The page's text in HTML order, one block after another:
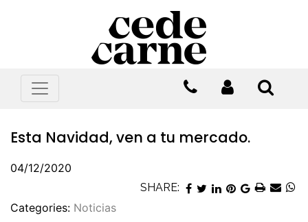
Esta Navidad, ven a tu mercado.
04/12/2020
SHARE:
Categories: Noticias